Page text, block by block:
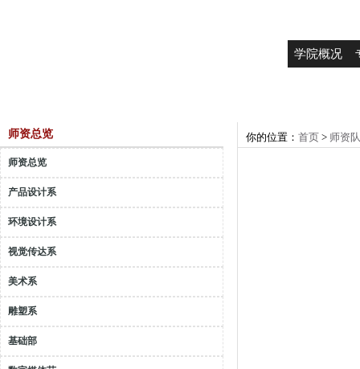
学院概况
师资总览
师资总览
产品设计系
环境设计系
视觉传达系
美术系
雕塑系
基础部
你的位置： 首页 > 师资